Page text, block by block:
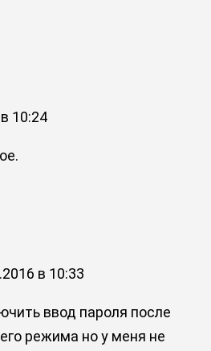
10:24
в 10:33
ввод пароля после
режима но у меня не